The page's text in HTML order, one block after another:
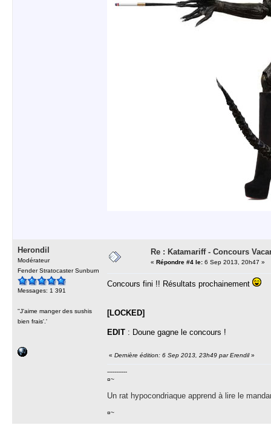
Herondil
Modérateur
Fender Stratocaster Sunburn
Messages: 1 391
''J'aime manger des sushis
bien frais'.'
Re : Katamariff - Concours
« Répondre #4 le: 6 Sep 2013, 20h47 »
Concours fini !! Résultats prochainement
[LOCKED]
EDIT : Doune gagne le concours !
« Dernière édition: 6 Sep 2013, 23h49 par Erendil»
-----------
¤~
Un rat hypocondriaque apprend à lire le
¤~